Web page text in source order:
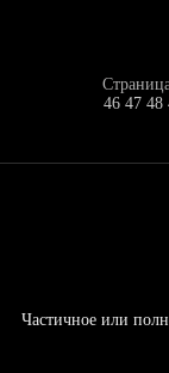
46 47 48
Частичное или